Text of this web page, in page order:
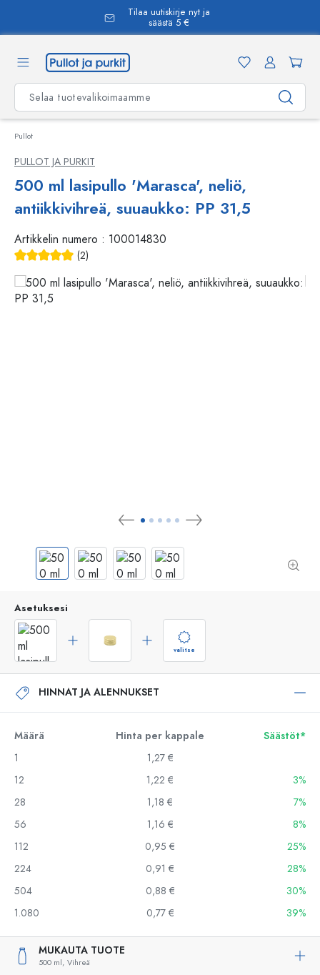
Tilaa uutiskirje nyt ja
säästä 5 €
Pullot
PULLOT JA PURKIT
500 ml lasipullo 'Marasca', neliö,
antiikkivihreä, suuaukko: PP 31,5
Artikkelin numero : 100014830
(2)
Asetuksesi
valitse
HINNAT JA ALENNUKSET
Määrä Hinta per kappale
Säästöt*
1
1,27 €
12
1,22 €
3%
28
1,18 €
7%
56
1,16 €
8%
112
0,95 €
25%
224
0,91 €
28%
504
0,88 €
30%
1.080
0,77 € 39%
MUKAUTA TUOTE
500 ml, Vihreä